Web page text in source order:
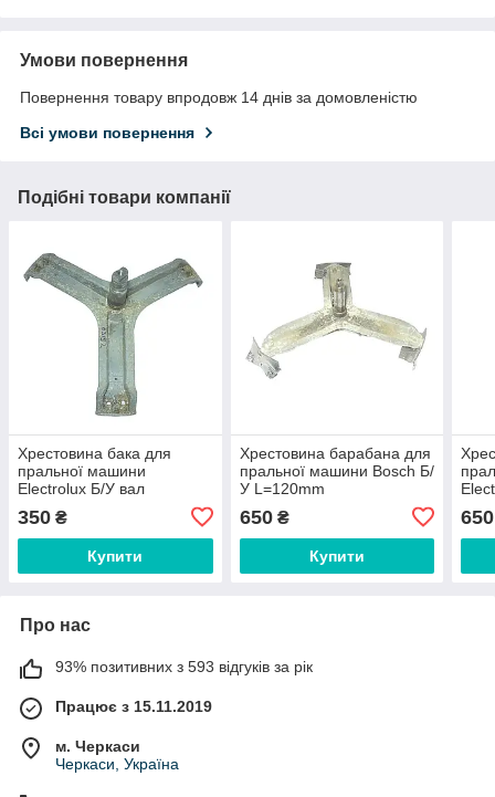
Умови повернення
Повернення товару впродовж 14 днів за домовленістю
Всі умови повернення
Подібні товари компанії
Хрестовина бака для
пральної машини
Electrolux Б/У вал
L=110mm D=40/35/30mm
50239965002 12402600
350 ₴
Купити
Хрестовина барабана для
пральної машини Bosch Б/
У L=120mm
650₴
Купити
650
Про нас
93% позитивних з 593 відгуків за рік
Працює з 15.11.2019
м. Черкаси
Черкаси, Україна